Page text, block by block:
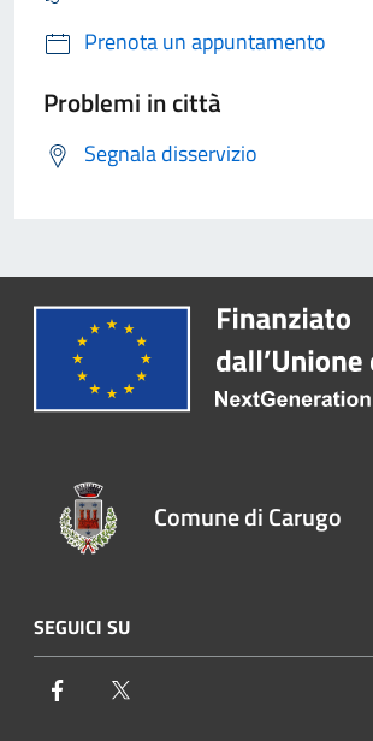
Prenota un appuntamento
Problemi in città
Segnala disservizio
Comune di Carugo
SEGUICI SU
Facebook